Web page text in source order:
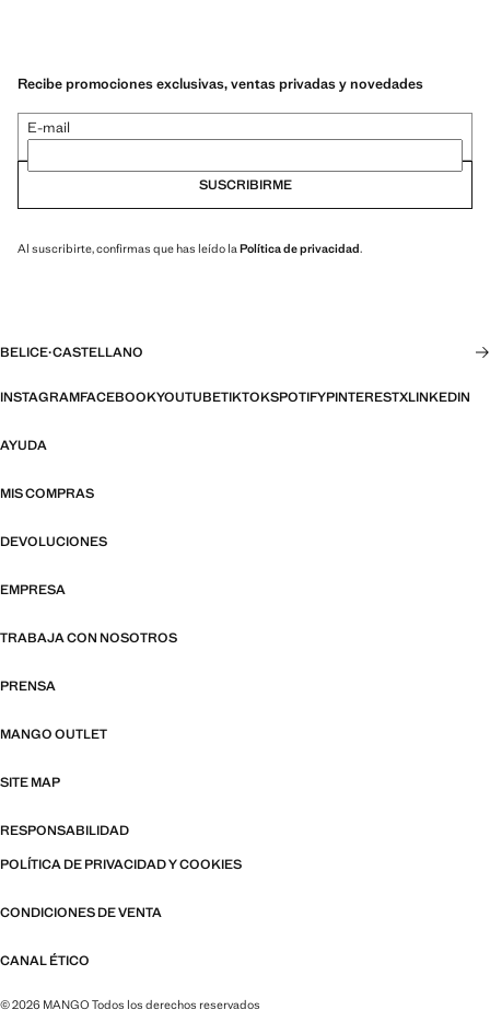
Recibe promociones exclusivas, ventas privadas y novedades
E-mail
SUSCRIBIRME
Al suscribirte, confirmas que has leído laPolítica de privacidad.
BELICE·CASTELLANO
INSTAGRAMFACEBOOKYOUTUBETIKTOKSPOTIFYPINTERESTXLINKEDIN
AYUDA
MIS COMPRAS
DEVOLUCIONES
EMPRESA
TRABAJA CON NOSOTROS
PRENSA
MANGO OUTLET
SITE MAP
RESPONSABILIDAD
POLÍTICA DE PRIVACIDAD Y COOKIES
CONDICIONES DE VENTA
CANAL ÉTICO
© 2026 MANGO Todos los derechos reservados